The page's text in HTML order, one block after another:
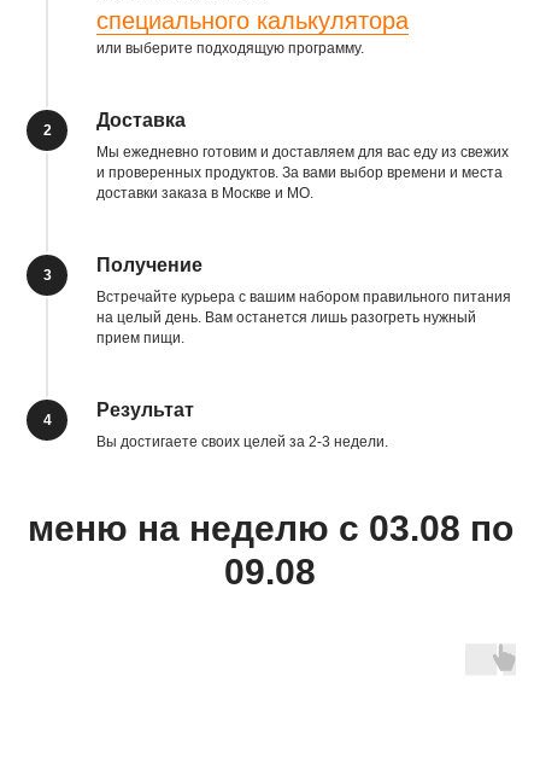
специального калькулятора
или выберите подходящую программу.
2 Доставка
Мы ежедневно готовим и доставляем для вас еду из свежих
и проверенных продуктов. За вами выбор времени и места
доставки заказа в Москве и МО.
3 Получение
Встречайте курьера с вашим набором правильного питания
на целый день. Вам останется лишь разогреть нужный
прием пищи.
4 Результат
Вы достигаете своих целей за 2-3 недели.
меню на неделю c 03.08 по
09.08